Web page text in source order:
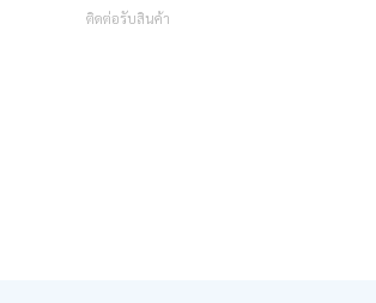
ติดต่อรับสินค้า